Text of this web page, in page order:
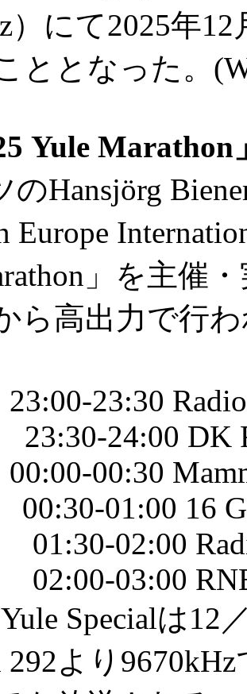
）にて2025年
ととなった。
Yule
のHansjörg
Europe
」を主催
ら高出力で行
23:30
24:00 DK
00:30
01:00 16
02:00 Radio
03:00 RNEI
Specialは12
292より